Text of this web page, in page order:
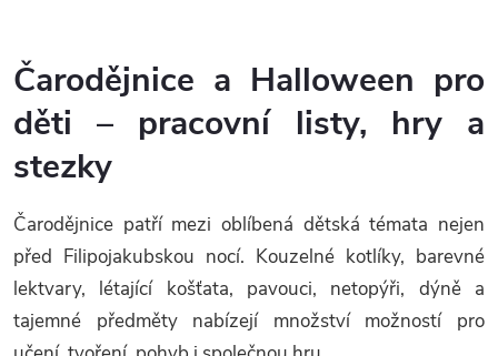
v
l
á
d
a
c
í
Čarodějnice a Halloween pro
děti – pracovní listy, hry a
stezky
Čarodějnice patří mezi oblíbená dětská témata nejen
před Filipojakubskou nocí. Kouzelné kotlíky, barevné
lektvary, létající košťata, pavouci, netopýři, dýně a
tajemné předměty nabízejí množství možností pro